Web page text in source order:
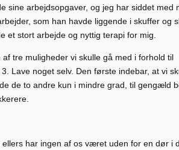
sine arbejdsopgaver, og jeg har siddet med
som han havde liggende i skuffer og
et stort arbejde og nyttig terapi for mig.
tre muligheder vi skulle gå med i forhold til
Lave noget selv. Den første indebar, at vi
de to andre kun i mindre grad, til gengæld
har ingen af os været uden for en dør i